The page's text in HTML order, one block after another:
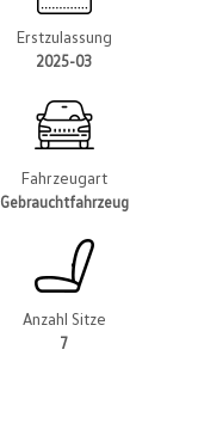
Erstzulassung
2025-03
Fahrzeugart
Gebrauchtfahrzeug
Anzahl Sitze
7